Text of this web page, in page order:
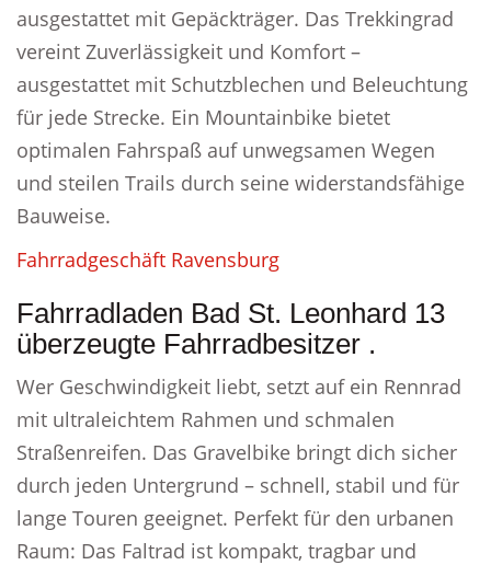
ausgestattet mit Gepäckträger. Das Trekkingrad
vereint Zuverlässigkeit und Komfort –
ausgestattet mit Schutzblechen und Beleuchtung
für jede Strecke. Ein Mountainbike bietet
optimalen Fahrspaß auf unwegsamen Wegen
und steilen Trails durch seine widerstandsfähige
Bauweise.
Fahrradgeschäft Ravensburg
Fahrradladen Bad St. Leonhard 13
überzeugte Fahrradbesitzer .
Wer Geschwindigkeit liebt, setzt auf ein Rennrad
mit ultraleichtem Rahmen und schmalen
Straßenreifen. Das Gravelbike bringt dich sicher
durch jeden Untergrund – schnell, stabil und für
lange Touren geeignet. Perfekt für den urbanen
Raum: Das Faltrad ist kompakt, tragbar und